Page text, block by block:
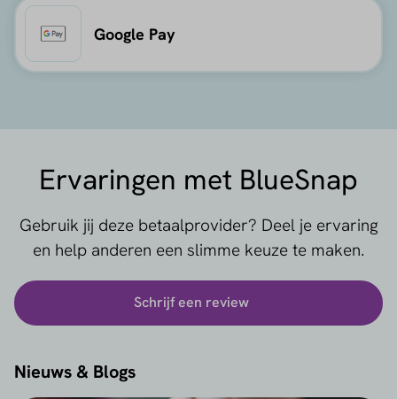
Google Pay
Ervaringen met BlueSnap
Gebruik jij deze betaalprovider? Deel je ervaring
en help anderen een slimme keuze te maken.
Schrijf een review
Nieuws & Blogs